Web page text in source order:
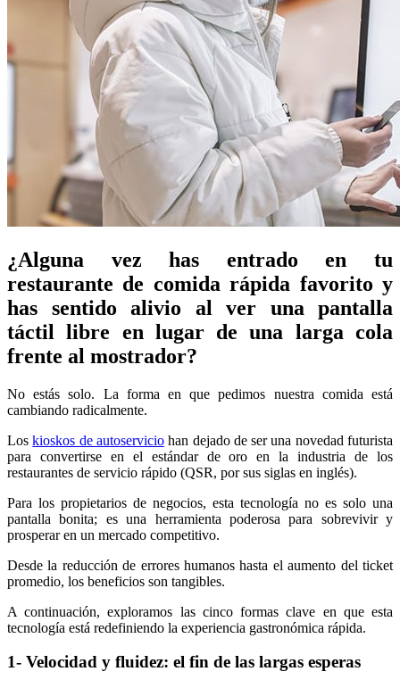
¿Alguna vez has entrado en tu
restaurante de comida rápida favorito y
has sentido alivio al ver una pantalla
táctil libre en lugar de una larga cola
frente al mostrador?
No estás solo. La forma en que pedimos nuestra comida está
cambiando radicalmente.
Loskioskos de autoserviciohan dejado de ser una novedad futurista
para convertirse en el estándar de oro en la industria de los
restaurantes de servicio rápido (QSR, por sus siglas en inglés).
Para los propietarios de negocios, esta tecnología no es solo una
pantalla bonita; es una herramienta poderosa para sobrevivir y
prosperar en un mercado competitivo.
Desde la reducción de errores humanos hasta el aumento del ticket
promedio, los beneficios son tangibles.
A continuación, exploramos las cinco formas clave en que esta
tecnología está redefiniendo la experiencia gastronómica rápida.
1- Velocidad y fluidez: el fin de las largas esperas